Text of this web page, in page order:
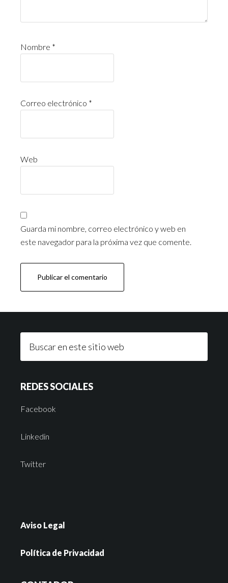
Nombre *
Correo electrónico *
Web
Guarda mi nombre, correo electrónico y web en
este navegador para la próxima vez que comente.
REDES SOCIALES
Facebook
Linkedin
Twitter
Aviso Legal
Política de Privacidad